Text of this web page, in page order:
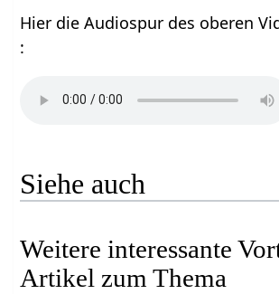
Hier die Audiospur des oberen
:
Siehe auch
Weitere interessante
Artikel zum Thema